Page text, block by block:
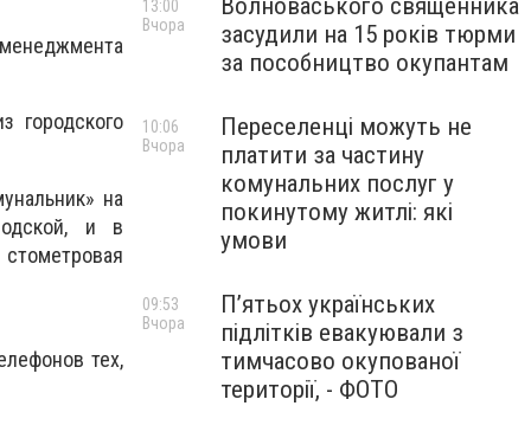
городского
на
и в
тех,
Волноваського священника
засудили на 15 років тюрми
за пособництво окупантам
13:00
Вчора
Переселенці можуть не
платити за частину
комунальних послуг у
покинутому житлі: які
умови
10:06
Вчора
П’ятьох українських
підлітків евакуювали з
тимчасово окупованої
території, - ФОТО
09:53
Вчора